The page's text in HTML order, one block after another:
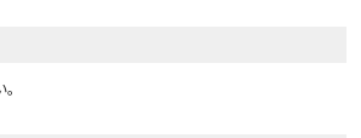
ルディングス